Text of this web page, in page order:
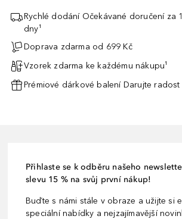
Rychlé dodání Očekávané doručení za
dny¹
Doprava zdarma od 699 Kč
Vzorek zdarma ke každému nákupu¹
Prémiové dárkové balení Darujte radost
Přihlaste se k odběru našeho
slevu 15 % na svůj první nákup!
Buďte s námi stále v obraze a užijte si
speciální nabídky a nejzajímavější